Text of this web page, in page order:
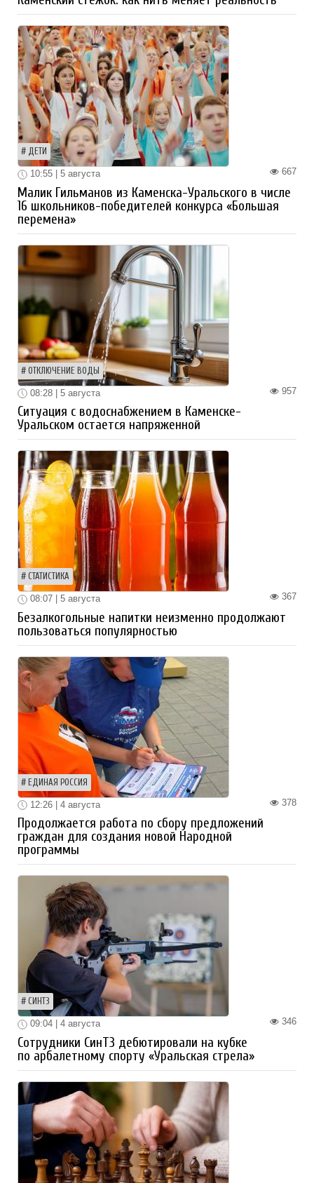
ДЕТИ
667
10:55 | 5 августа
Малик Гильманов из Каменска-Уральского в числе
16 школьников-победителей конкурса «Большая
перемена»
ОТКЛЮЧЕНИЕ ВОДЫ
957
08:28 | 5 августа
Ситуация с водоснабжением в Каменске-
Уральском остается напряженной
СТАТИСТИКА
367
08:07 | 5 августа
Безалкогольные напитки неизменно продолжают
пользоваться популярностью
ЕДИНАЯ РОССИЯ
378
12:26 | 4 августа
Продолжается работа по сбору предложений
граждан для создания новой Народной
программы
СИНТЗ
346
09:04 | 4 августа
Сотрудники СинТЗ дебютировали на кубке
по арбалетному спорту «Уральская стрела»